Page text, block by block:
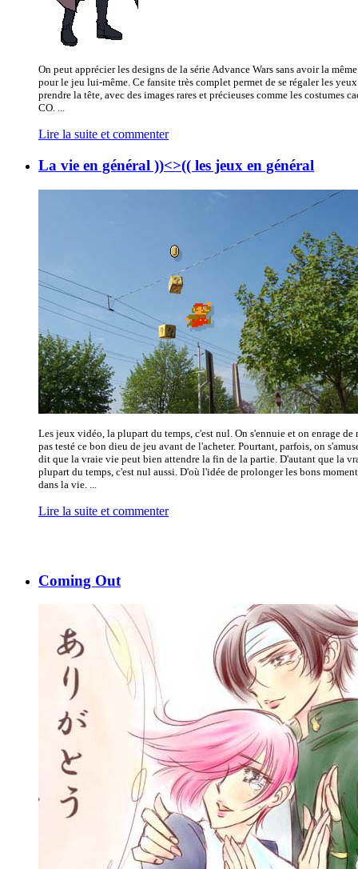
On peut apprécier les designs de la série Advance Wars sans avoir la
pour le jeu lui-même. Ce fansite très complet permet de se régaler les yeux
prendre la tête, avec des images rares et précieuses comme les costumes
CO. ...
Lire la suite et commenter
La vie en général ))<>(( les jeux en général
Les jeux vidéo, la plupart du temps, c'est nul. On s'ennuie et on enrage de
pas testé ce bon dieu de jeu avant de l'acheter. Pourtant, parfois, on
dit que la vraie vie peut bien attendre la fin de la partie. D'autant que la
plupart du temps, c'est nul aussi. D'où l'idée de prolonger les bons
dans la vie. ...
Lire la suite et commenter
Coming Out